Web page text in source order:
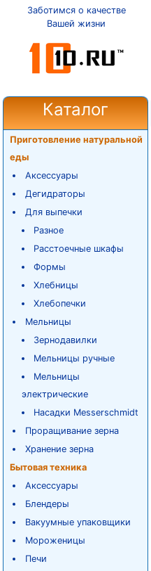
Заботимся о качестве
Вашей жизни
Каталог
Приготовление натуральной
еды
Аксессуары
Дегидраторы
Для выпечки
Разное
Расстоечные шкафы
Формы
Хлебницы
Хлебопечки
Мельницы
Зернодавилки
Мельницы ручные
Мельницы
электрические
Насадки Messerschmidt
Проращивание зерна
Хранение зерна
Бытовая техника
Аксессуары
Блендеры
Вакуумные упаковщики
Мороженицы
Печи